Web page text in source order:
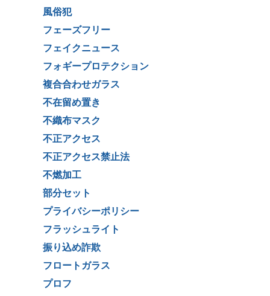
風俗犯
フェーズフリー
フェイクニュース
フォギープロテクション
複合合わせガラス
不在留め置き
不織布マスク
不正アクセス
不正アクセス禁止法
不燃加工
部分セット
プライバシーポリシー
フラッシュライト
振り込め詐欺
フロートガラス
プロフ